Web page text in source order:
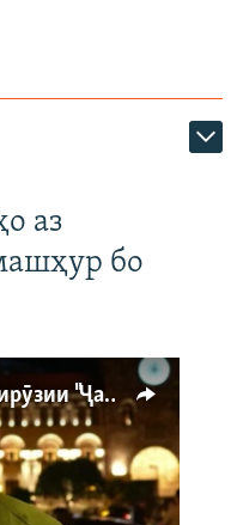
аз
бо
Ҳаводории арманиҳо аз пирӯзии "Ҷаллод"-и тоҷик